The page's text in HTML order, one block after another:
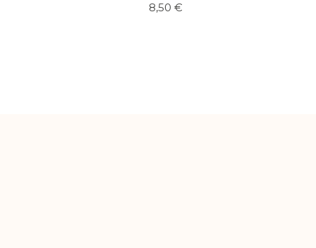
8,50 €